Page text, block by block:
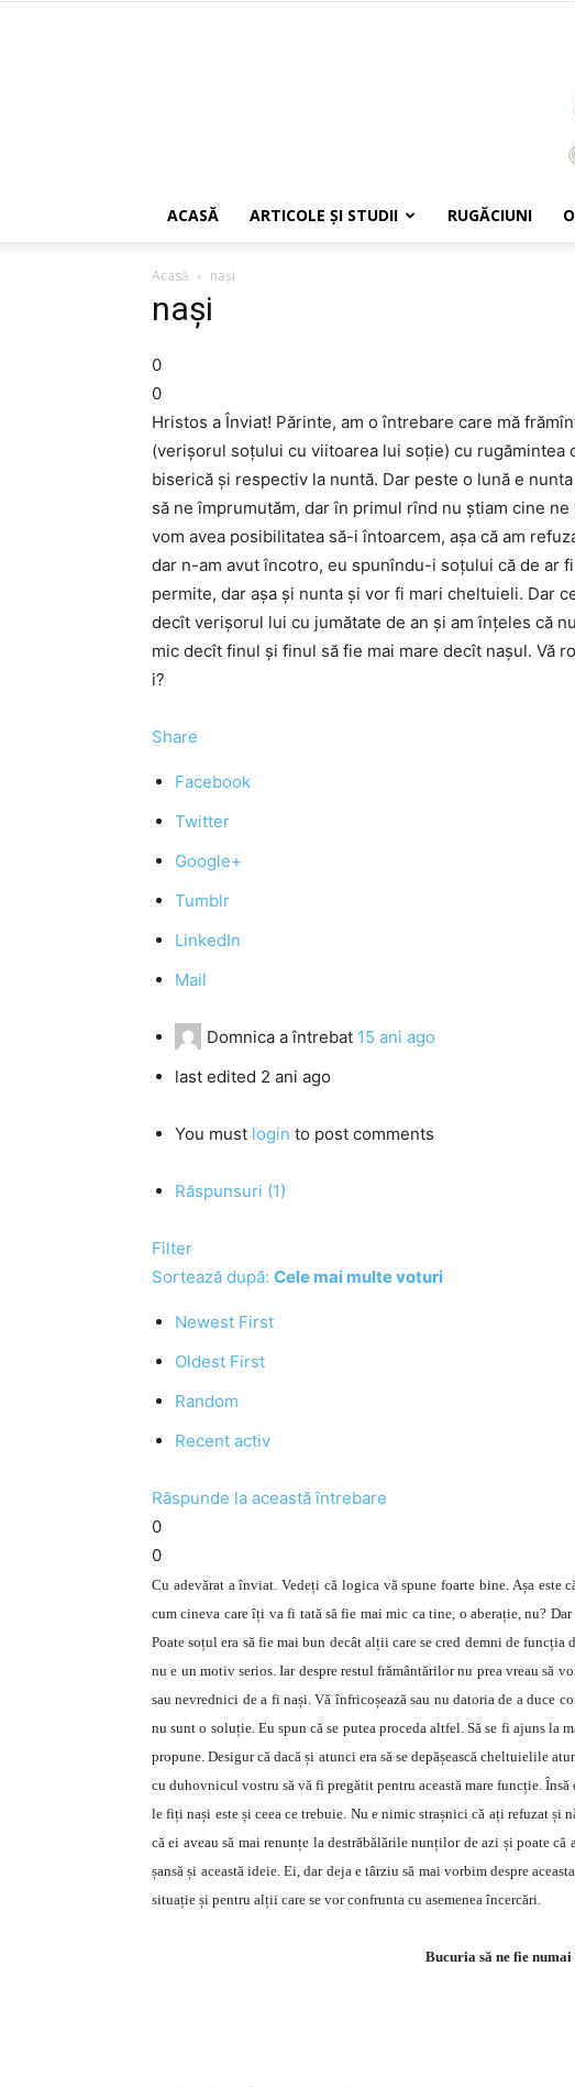
ACASĂ ARTICOLE ŞI STUDII RUGĂCIUNI
Acasă naşi
naşi
0
0
Hristos a Înviat! Părinte, am o întrebare care mă
(verişorul soţului cu viitoarea lui soţie) cu rugămintea
biserică şi respectiv la nuntă. Dar peste o lună e
să ne împrumutăm, dar în primul rînd nu ştiam cine
vom avea posibilitatea să-i întoarcem, aşa că am
dar n-am avut încotro, eu spunîndu-i soţului că de ar
permite, dar aşa şi nunta şi vor fi mari cheltuieli. Dar
decît verişorul lui cu jumătate de an și am înţeles că
mic decît finul şi finul să fie mai mare decît naşul. Vă
i?
Share
Facebook
Twitter
Google+
Tumblr
LinkedIn
Mail
Domnica a întrebat 15 ani ago
last edited 2 ani ago
You must login to post comments
Răspunsuri (1)
Filter
Sortează după: Cele mai multe voturi
Newest First
Oldest First
Random
Recent activ
Răspunde la această întrebare
0
0
Cu adevărat a înviat. Vedeți că logica vă spune foarte bine. Așa
cum cineva care îți va fi tată să fie mai mic ca tine, o aberație, nu?
Poate soțul era să fie mai bun decât alții care se cred demni de
nu e un motiv serios. Iar despre restul frământărilor nu prea vreau să
sau nevrednici de a fi nași. Vă înfricoșează sau nu datoria de a
nu sunt o soluție. Eu spun că se putea proceda altfel. Să se fi ajuns
propune. Desigur că dacă și atunci era să se depășească cheltuielile
cu duhovnicul vostru să vă fi pregătit pentru această mare funcție. Însă
le fiți nași este și ceea ce trebuie. Nu e nimic strașnici că ați refuzat și
că ei aveau să mai renunțe la destrăbălările nunților de azi și poate
șansă și această ideie. Ei, dar deja e târziu să mai vorbim despre
situație și pentru alții care se vor confrunta cu asemenea încercări.
Bucuria să ne fie